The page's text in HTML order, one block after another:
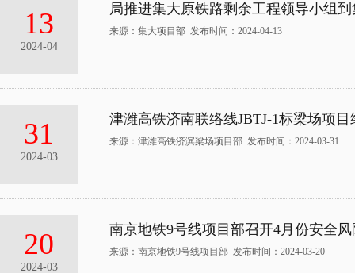
13
2024-04
局推进集大原铁路剩余工程领导小组
来源：集大项目部 发布时间：2024-04-13
31
2024-03
津潍高铁济南联络线JBTJ-1标梁场项
来源：津潍高铁济滨梁场项目部 发布时间：2024-03-31
20
2024-03
南京地铁9号线项目部召开4月份安全
来源：南京地铁9号线项目部 发布时间：2024-03-20